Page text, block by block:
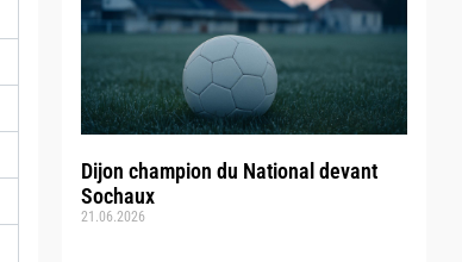
Dijon champion du National devant
Sochaux
21.06.2026